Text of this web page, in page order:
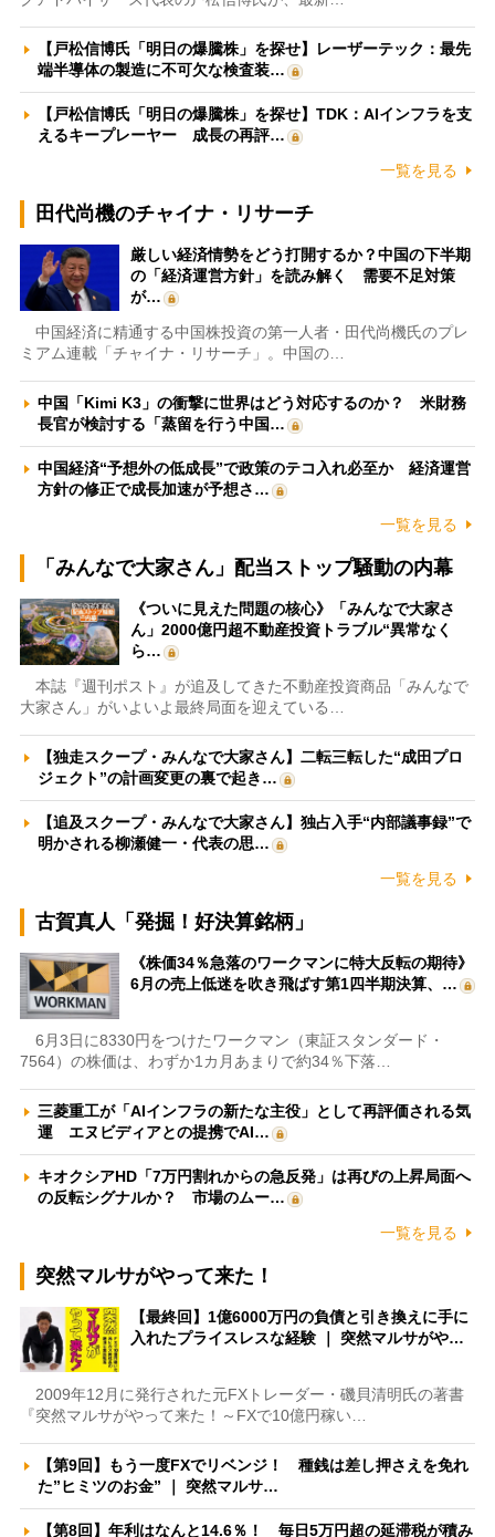
【戸松信博氏「明日の爆騰株」を探せ】レーザーテック：最先
端半導体の製造に不可欠な検査装…
【戸松信博氏「明日の爆騰株」を探せ】TDK：AIインフラを支
えるキープレーヤー 成長の再評…
一覧を見る
田代尚機のチャイナ・リサーチ
厳しい経済情勢をどう打開するか？中国の下半期
の「経済運営方針」を読み解く 需要不足対策
が…
中国経済に精通する中国株投資の第一人者・田代尚機氏のプレ
ミアム連載「チャイナ・リサーチ」。中国の…
中国「Kimi K3」の衝撃に世界はどう対応するのか？ 米財務
長官が検討する「蒸留を行う中国…
中国経済“予想外の低成長”で政策のテコ入れ必至か 経済運営
方針の修正で成長加速が予想さ…
一覧を見る
「みんなで大家さん」配当ストップ騒動の内幕
《ついに見えた問題の核心》「みんなで大家さ
ん」2000億円超不動産投資トラブル“異常なく
ら…
本誌『週刊ポスト』が追及してきた不動産投資商品「みんなで
大家さん」がいよいよ最終局面を迎えている…
【独走スクープ・みんなで大家さん】二転三転した“成田プロ
ジェクト”の計画変更の裏で起き…
【追及スクープ・みんなで大家さん】独占入手“内部議事録”で
明かされる柳瀬健一・代表の思…
一覧を見る
古賀真人「発掘！好決算銘柄」
《株価34％急落のワークマンに特大反転の期待》
6月の売上低迷を吹き飛ばす第1四半期決算、…
6月3日に8330円をつけたワークマン（東証スタンダード・
7564）の株価は、わずか1カ月あまりで約34％下落…
三菱重工が「AIインフラの新たな主役」として再評価される気
運 エヌビディアとの提携でAI…
キオクシアHD「7万円割れからの急反発」は再びの上昇局面へ
の反転シグナルか？ 市場のムー…
一覧を見る
突然マルサがやって来た！
【最終回】1億6000万円の負債と引き換えに手に
入れたプライスレスな経験 ｜ 突然マルサがや…
2009年12月に発行された元FXトレーダー・磯貝清明氏の著書
『突然マルサがやって来た！～FXで10億円稼い…
【第9回】もう一度FXでリベンジ！ 種銭は差し押さえを免れ
た”ヒミツのお金” ｜ 突然マルサ…
【第8回】年利はなんと14.6％！ 毎日5万円超の延滞税が積み